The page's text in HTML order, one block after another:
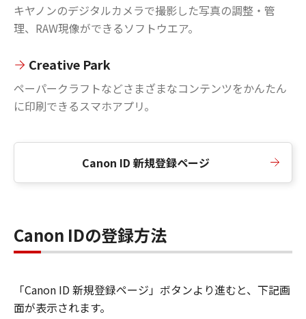
キヤノンのデジタルカメラで撮影した写真の調整・管
理、RAW現像ができるソフトウエア。
Creative Park
ペーパークラフトなどさまざまなコンテンツをかんたん
に印刷できるスマホアプリ。
Canon ID 新規登録ページ
Canon IDの登録方法
「Canon ID 新規登録ページ」ボタンより進むと、下記画
面が表示されます。